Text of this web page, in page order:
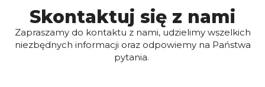
Skontaktuj się z nami
Zapraszamy do kontaktu z nami, udzielimy wszelkich
niezbędnych informacji oraz odpowiemy na Państwa
pytania.